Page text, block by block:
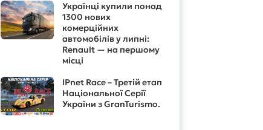
Українці купили понад
1300 нових
комерційних
автомобілів у липні:
Renault — на першому
місці
IPnet Race – Третій етап
Національної Серії
України з GranTurismo.